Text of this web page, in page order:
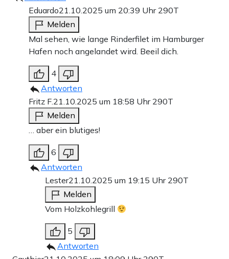
Eduardo21.10.2025 um 20:39 Uhr 290T
Melden
Mal sehen, wie lange Rinderfilet im Hamburger
Hafen noch angelandet wird. Beeil dich.
4
Antworten
Fritz F.21.10.2025 um 18:58 Uhr 290T
Melden
… aber ein blutiges!
6
Antworten
Lester21.10.2025 um 19:15 Uhr 290T
Melden
Vom Holzkohlegrill
5
Antworten